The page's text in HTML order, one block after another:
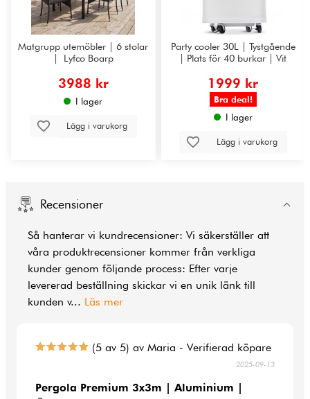
Matgrupp utemöbler | 6 stolar
| Lyfco Boarp
3988 kr
I lager
Lägg i varukorg
Party cooler 30L | Tystgående
| Plats för 40 burkar | Vit
1999 kr
Bra deal!
I lager
Lägg i varukorg
Recensioner
Så hanterar vi kundrecensioner: Vi säkerställer att
våra produktrecensioner kommer från verkliga
kunder genom följande process: Efter varje
levererad beställning skickar vi en unik länk till
kunden v... Läs mer
(5 av 5) av Maria - Verifierad köpare
2025-09-13
Pergola Premium 3x3m | Aluminium |